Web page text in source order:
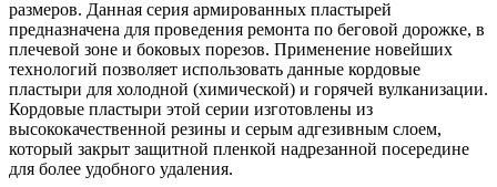
размеров. Данная серия армированных пластырей
предназначена для проведения ремонта по беговой дорожке, в
плечевой зоне и боковых порезов. Применение новейших
технологий позволяет использовать данные кордовые
пластыри для холодной (химической) и горячей вулканизации.
Кордовые пластыри этой серии изготовлены из
высококачественной резины и серым адгезивным слоем,
который закрыт защитной пленкой надрезанной посередине
для более удобного удаления.